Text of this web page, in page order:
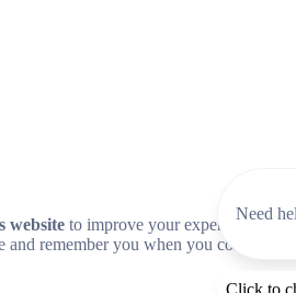
website to improve your experience.
remember you when you come
Need
Click to